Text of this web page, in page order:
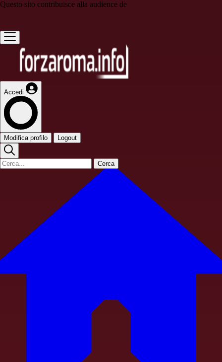
Questo sito contribuisce alla audience de
Accedi
Modifica profilo Logout
Cerca